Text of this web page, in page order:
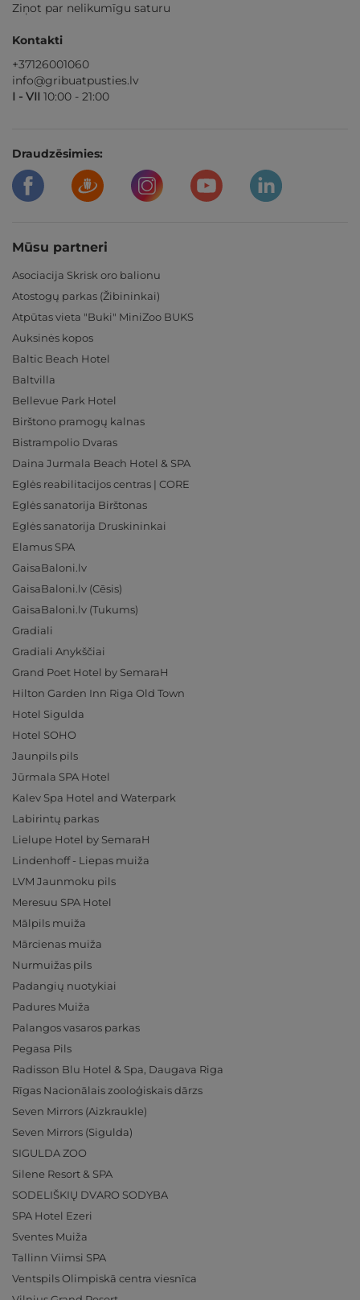
Ziņot par nelikumīgu saturu
Kontakti
+37126001060
info@gribuatpusties.lv
I - VII 10:00 - 21:00
Draudzēsimies:
Mūsu partneri
Asociacija Skrisk oro balionu
Atostogų parkas (Žibininkai)
Atpūtas vieta "Buki" MiniZoo BUKS
Auksinės kopos
Baltic Beach Hotel
Baltvilla
Bellevue Park Hotel
Birštono pramogų kalnas
Bistrampolio Dvaras
Daina Jurmala Beach Hotel & SPA
Eglės reabilitacijos centras | CORE
Eglės sanatorija Birštonas
Eglės sanatorija Druskininkai
Elamus SPA
GaisaBaloni.lv
GaisaBaloni.lv (Cēsis)
GaisaBaloni.lv (Tukums)
Gradiali
Gradiali Anykščiai
Grand Poet Hotel by SemaraH
Hilton Garden Inn Riga Old Town
Hotel Sigulda
Hotel SOHO
Jaunpils pils
Jūrmala SPA Hotel
Kalev Spa Hotel and Waterpark
Labirintų parkas
Lielupe Hotel by SemaraH
Lindenhoff - Liepas muiža
LVM Jaunmoku pils
Meresuu SPA Hotel
Mālpils muiža
Mārcienas muiža
Nurmuižas pils
Padangių nuotykiai
Padures Muiža
Palangos vasaros parkas
Pegasa Pils
Radisson Blu Hotel & Spa, Daugava Riga
Rīgas Nacionālais zooloģiskais dārzs
Seven Mirrors (Aizkraukle)
Seven Mirrors (Sigulda)
SIGULDA ZOO
Silene Resort & SPA
SODELIŠKIŲ DVARO SODYBA
SPA Hotel Ezeri
Sventes Muiža
Tallinn Viimsi SPA
Ventspils Olimpiskā centra viesnīca